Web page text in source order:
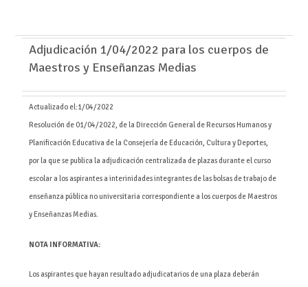
Adjudicación 1/04/2022 para los cuerpos de
Maestros y Enseñanzas Medias
Actualizado el:1/04/2022
Resolución de 01/04/2022, de la Dirección General de Recursos Humanos y
Planificación Educativa de la Consejería de Educación, Cultura y Deportes,
por la que se publica la adjudicación centralizada de plazas durante el curso
escolar a los aspirantes a interinidades integrantes de las bolsas de trabajo de
enseñanza pública no universitaria correspondiente a los cuerpos de Maestros
y Enseñanzas Medias.
NOTA INFORMATIVA:
Los aspirantes que hayan resultado adjudicatarios de una plaza deberán